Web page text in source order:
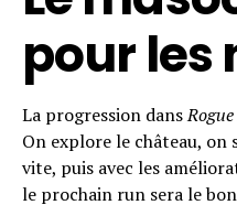
pour les
La progression dans
On explore le château,
vite, puis avec les
le prochain run sera le